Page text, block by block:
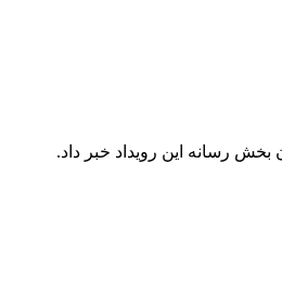
رسانه این رویداد خبر داد.